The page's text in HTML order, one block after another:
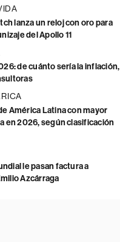
lanza un reloj con oro para
del Apollo 11
de cuánto sería la inflación,
América Latina con mayor
en 2026, según clasificación
le pasan factura a
Azcárraga